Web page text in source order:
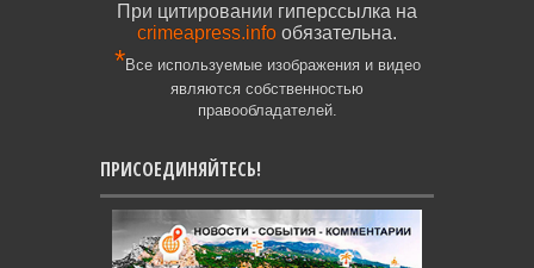
При цитировании гиперссылка на
crimeapress.info обязательна.
*Все используемые изображения и видео
являются собственностью
правообладателей.
ПРИСОЕДИНЯЙТЕСЬ!